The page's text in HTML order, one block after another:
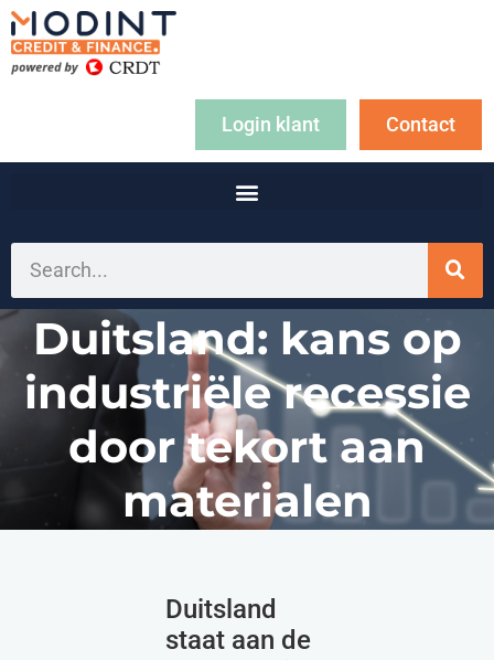
Login klant Contact
Duitsland: kans op
industriële recessie
door tekort aan
materialen
Duitsland
staat aan de